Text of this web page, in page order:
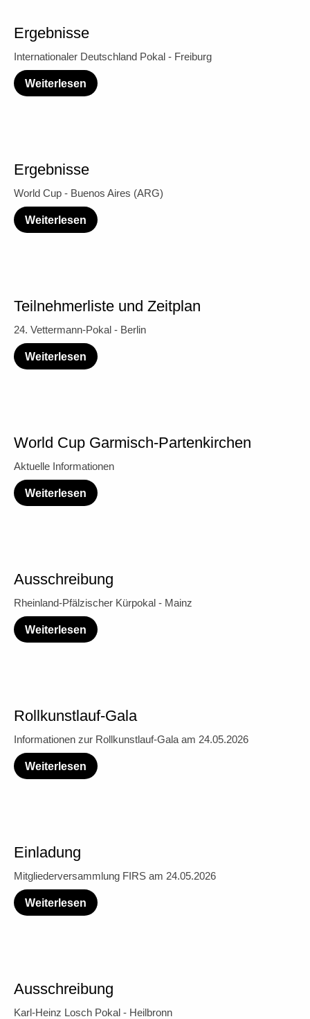
Ergebnisse
Internationaler Deutschland Pokal - Freiburg
Weiterlesen
Ergebnisse
World Cup - Buenos Aires (ARG)
Weiterlesen
Teilnehmerliste und Zeitplan
24. Vettermann-Pokal - Berlin
Weiterlesen
World Cup Garmisch-Partenkirchen
Aktuelle Informationen
Weiterlesen
Ausschreibung
Rheinland-Pfälzischer Kürpokal - Mainz
Weiterlesen
Rollkunstlauf-Gala
Informationen zur Rollkunstlauf-Gala am 24.05.2026
Weiterlesen
Einladung
Mitgliederversammlung FIRS am 24.05.2026
Weiterlesen
Ausschreibung
Karl-Heinz Losch Pokal - Heilbronn